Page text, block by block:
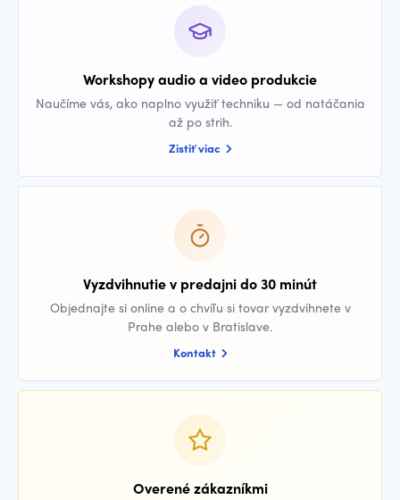
Workshopy audio a video produkcie
Naučíme vás, ako naplno využiť techniku — od natáčania
až po strih.
Zistiť viac
Vyzdvihnutie v predajni do 30 minút
Objednajte si online a o chvíľu si tovar vyzdvihnete v
Prahe alebo v Bratislave.
Kontakt
Overené zákazníkmi